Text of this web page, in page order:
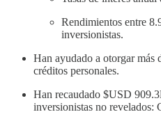
Rendimientos entre
inversionistas.
Han ayudado a otorgar
créditos personales.
Han recaudado $USD
inversionistas no revelados: